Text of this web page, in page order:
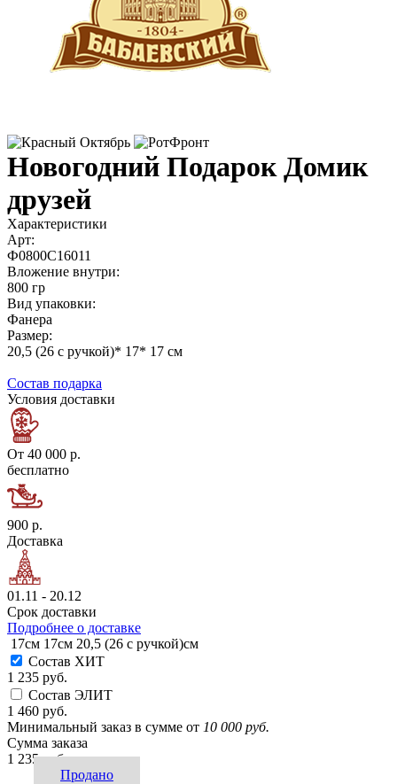
Новогодний Подарок Домик
друзей
Характеристики
Арт:
Ф0800С16011
Вложение внутри:
800 гр
Вид упаковки:
Фанера
Размер:
20,5 (26 с ручкой)* 17* 17 см
Состав подарка
Условия доставки
От 40 000 р.
бесплатно
900 р.
Доставка
01.11 - 20.12
Срок доставки
Подробнее о доставке
17см 17см 20,5 (26 с ручкой)см
Состав ХИТ
1 235 руб.
Состав ЭЛИТ
1 460 руб.
Минимальный заказ в сумме от 10 000 руб.
Сумма заказа
1 235 руб.
Продано